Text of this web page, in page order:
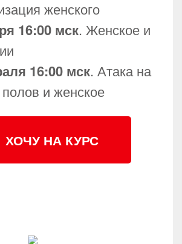
женского
16:00 мск. Женское и
16:00 мск. Атака на
и женское
ХОЧУ НА КУРС